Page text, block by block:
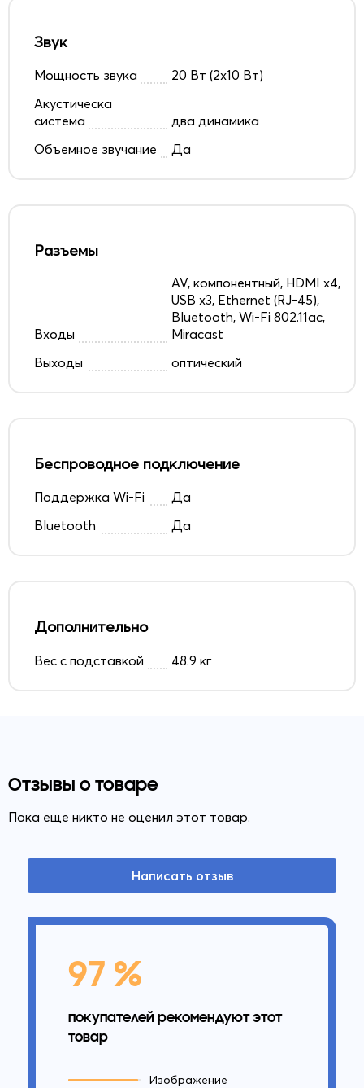
Звук
Мощность звука
20 Вт (2x10 Вт)
Акустическа
система
два динамика
Объемное звучание
Да
Разъемы
Входы
AV, компонентный, HDMI x4,
USB x3, Ethernet (RJ-45),
Bluetooth, Wi-Fi 802.11ac,
Miracast
Выходы
оптический
Беспроводное подключение
Поддержка Wi-Fi
Да
Bluetooth
Да
Дополнительно
Вес с подставкой 48.9 кг
Отзывы о товаре
Пока еще никто не оценил этот товар.
Написать отзыв
97 %
покупателей рекомендуют этот
товар
Изображение